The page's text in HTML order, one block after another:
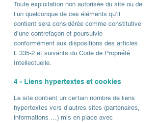
Toute exploitation non autorisée du site ou de
l’un quelconque de ces éléments qu’il
contient sera considérée comme constitutive
d’une contrefaçon et poursuivie
conformément aux dispositions des articles
L.335-2 et suivants du Code de Propriété
Intellectuelle.
4 - Liens hypertextes et cookies
Le site contient un certain nombre de liens
hypertextes vers d’autres sites (partenaires,
informations …) mis en place avec